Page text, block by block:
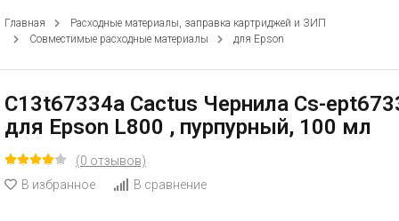
Главная
Расходные материалы, заправка картриджей и ЗИП
Совместимые расходные материалы
для Epson
C13t67334a Cactus Чернила Cs-
для Epson L800 , пурпурный, 100 мл
(0 отзывов)
В избранное
В сравнение